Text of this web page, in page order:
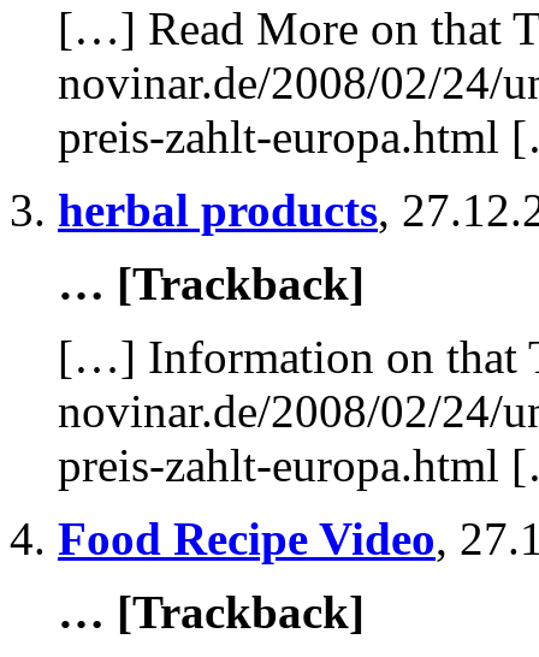
[…] Read More on that
novinar.de/2008/02/24/
preis-zahlt-europa.html
herbal products,
… [Trackback]
[…] Information on that
novinar.de/2008/02/24/
preis-zahlt-europa.html
Food Recipe Video,
… [Trackback]